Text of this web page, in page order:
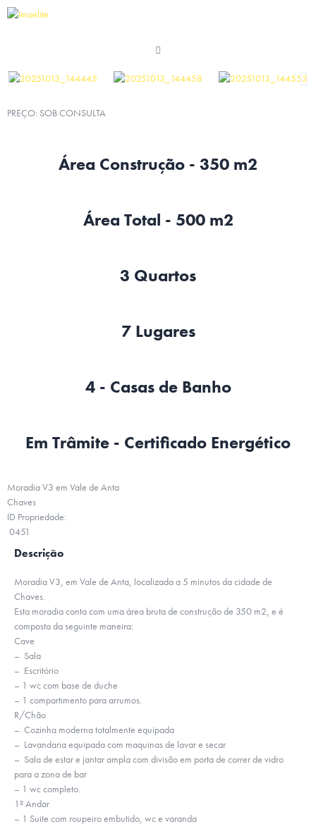
PREÇO: SOB CONSULTA
Área Construção - 350 m2
Área Total - 500 m2
3 Quartos
7 Lugares
4 - Casas de Banho
Em Trâmite - Certificado Energético
Moradia V3 em Vale de Anta
Chaves
ID Propriedade:
0451
Descrição
Moradia V3, em Vale de Anta, localizada a 5 minutos da cidade de
Chaves.
Esta moradia conta com uma área bruta de construção de 350 m2, e é
composta da seguinte maneira:
Cave
– Sala
– Escritório
– 1 wc com base de duche
– 1 compartimento para arrumos.
R/Chão
– Cozinha moderna totalmente equipada
– Lavandaria equipada com maquinas de lavar e secar
– Sala de estar e jantar ampla com divisão em porta de correr de vidro
para a zona de bar
– 1 wc completo.
1º Andar
– 1 Suite com roupeiro embutido, wc e varanda